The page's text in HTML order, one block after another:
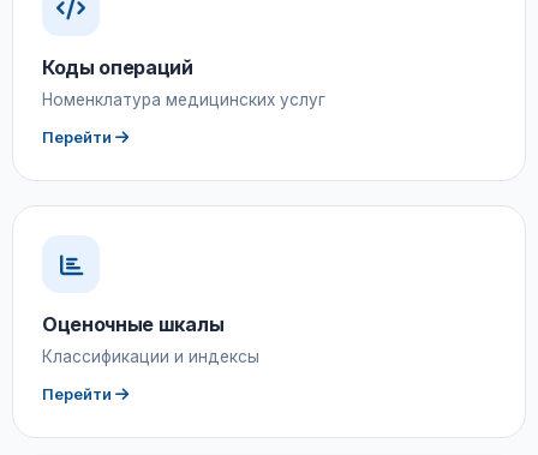
Коды операций
Номенклатура медицинских услуг
Перейти
Оценочные шкалы
Классификации и индексы
Перейти